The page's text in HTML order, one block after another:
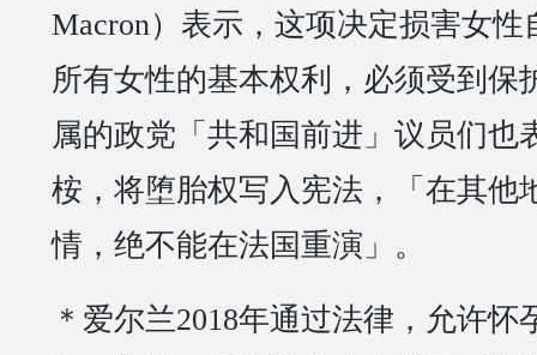
Macron）表示，这项决定损害女性
所有女性的基本权利，必须受到保
属的政党「共和国前进」议员们也
桉，将堕胎权写入宪法，「在其他
情，绝不能在法国重演」。
＊爱尔兰2018年通过法律，允许怀